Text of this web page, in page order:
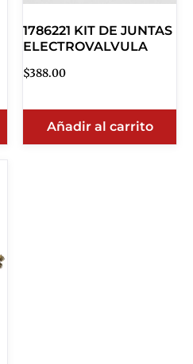
1786221 KIT DE JUNTAS
ELECTROVALVULA
$388.00
Añadir al carrito